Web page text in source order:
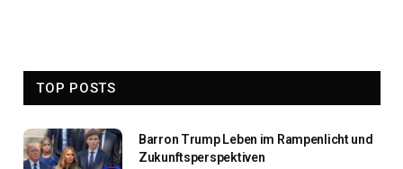
TOP POSTS
Barron Trump Leben im Rampenlicht und
Zukunftsperspektiven